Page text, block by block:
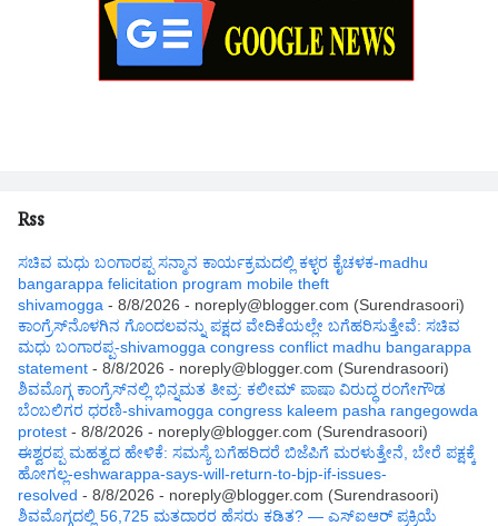
Rss
ಸಚಿವ ಮಧು ಬಂಗಾರಪ್ಪ ಸನ್ಮಾನ ಕಾರ್ಯಕ್ರಮದಲ್ಲಿ ಕಳ್ಳರ ಕೈಚಳಕ-madhu
bangarappa felicitation program mobile theft
shivamogga - 8/8/2026 - noreply@blogger.com (Surendrasoori)
ಕಾಂಗ್ರೆಸ್‌ನೊಳಗಿನ ಗೊಂದಲವನ್ನು ಪಕ್ಷದ ವೇದಿಕೆಯಲ್ಲೇ ಬಗೆಹರಿಸುತ್ತೇವೆ: ಸಚಿವ
ಮಧು ಬಂಗಾರಪ್ಪ-shivamogga congress conflict madhu bangarappa
statement - 8/8/2026 - noreply@blogger.com (Surendrasoori)
ಶಿವಮೊಗ್ಗ ಕಾಂಗ್ರೆಸ್‌ನಲ್ಲಿ ಭಿನ್ನಮತ ತೀವ್ರ: ಕಲೀಮ್ ಪಾಷಾ ವಿರುದ್ಧ ರಂಗೇಗೌಡ
ಬೆಂಬಲಿಗರ ಧರಣಿ-shivamogga congress kaleem pasha rangegowda
protest - 8/8/2026 - noreply@blogger.com (Surendrasoori)
ಈಶ್ವರಪ್ಪ ಮಹತ್ವದ ಹೇಳಿಕೆ: ಸಮಸ್ಯೆ ಬಗೆಹರಿದರೆ ಬಿಜೆಪಿಗೆ ಮರಳುತ್ತೇನೆ, ಬೇರೆ ಪಕ್ಷಕ್ಕೆ
ಹೋಗಲ್ಲ-eshwarappa-says-will-return-to-bjp-if-issues-
resolved - 8/8/2026 - noreply@blogger.com (Surendrasoori)
ಶಿವಮೊಗ್ಗದಲ್ಲಿ 56,725 ಮತದಾರರ ಹೆಸರು ಕಡಿತ? — ಎಸ್‌ಐಆರ್‌ ಪ್ರಕ್ರಿಯೆ